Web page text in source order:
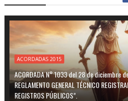
ACORDADAS 2015
ACORDADA N° 1033 del 28 de diciembre
REGLAMENTO GENERAL TÉCNICO
REGISTROS PÚBLICOS”.